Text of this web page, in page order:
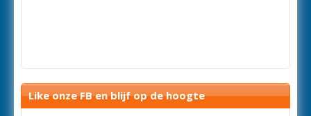
Like onze FB en blijf op de hoogte